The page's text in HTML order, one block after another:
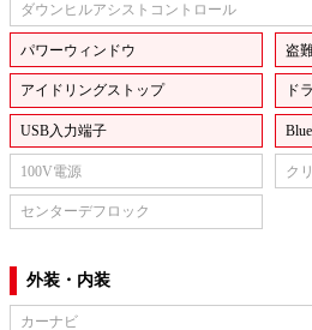
ダウンヒルアシストコントロール
パワーウィンドウ 盗
アイドリングストップ ド
USB入力端子
100V電源 ク
センターデフロック
外装・内装
カーナビ